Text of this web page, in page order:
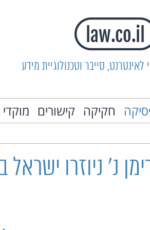
סייבר וטכנולוגיית מידע
חקיקה קישורים